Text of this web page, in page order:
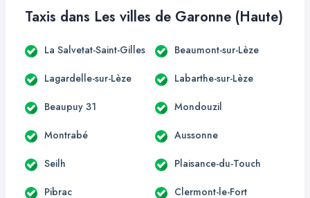
Taxis dans Les villes de Garonne (Haute)
La Salvetat-Saint-Gilles Beaumont-sur-Lèze
Lagardelle-sur-Lèze Labarthe-sur-Lèze
Beaupuy 31 Mondouzil
Montrabé Aussonne
Seilh Plaisance-du-Touch
Pibrac Clermont-le-Fort